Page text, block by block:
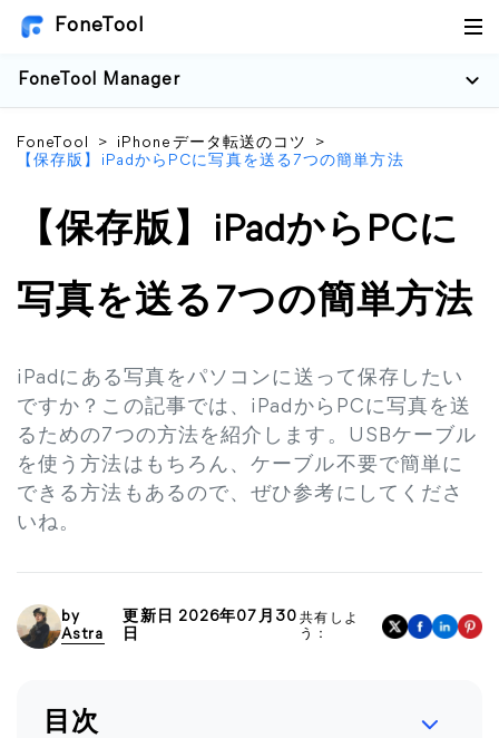
FoneTool
FoneTool Manager
FoneTool > iPhoneデータ転送のコツ
>
【保存版】iPadからPCに写真を送る7つの簡単方法
【保存版】iPadからPCに
写真を送る7つの簡単方法
iPadにある写真をパソコンに送って保存したい
ですか？この記事では、iPadからPCに写真を送
るための7つの方法を紹介します。USBケーブル
を使う方法はもちろん、ケーブル不要で簡単に
できる方法もあるので、ぜひ参考にしてくださ
いね。
by
Astra
更新日 2026年07月30
日
共有しよ
う：
目次